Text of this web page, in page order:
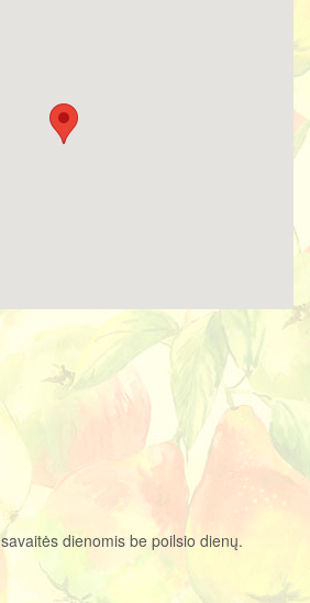
dienomis be poilsio dienų.